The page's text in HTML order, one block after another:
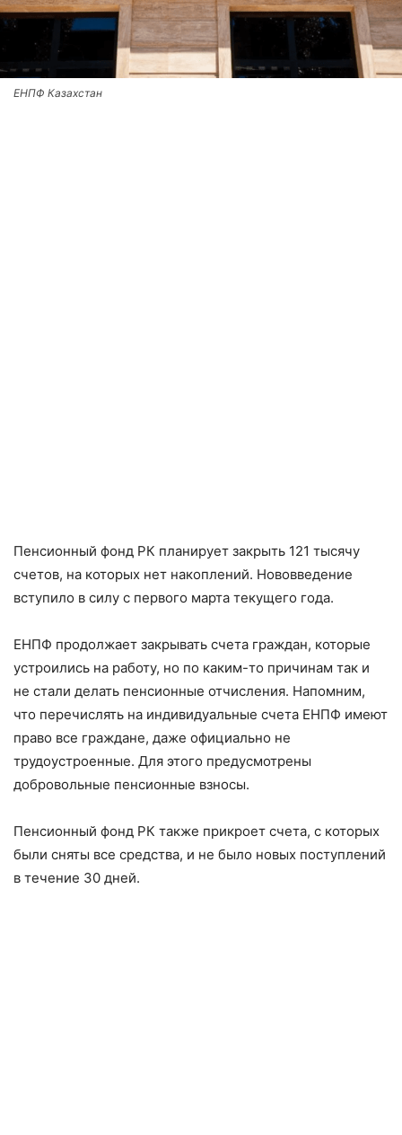
ЕНПФ Казахстан
Пенсионный фонд РК планирует закрыть 121 тысячу
счетов, на которых нет накоплений. Нововведение
вступило в силу с первого марта текущего года.
ЕНПФ продолжает закрывать счета граждан, которые
устроились на работу, но по каким-то причинам так и
не стали делать пенсионные отчисления. Напомним,
что перечислять на индивидуальные счета ЕНПФ имеют
право все граждане, даже официально не
трудоустроенные. Для этого предусмотрены
добровольные пенсионные взносы.
Пенсионный фонд РК также прикроет счета, с которых
были сняты все средства, и не было новых поступлений
в течение 30 дней.